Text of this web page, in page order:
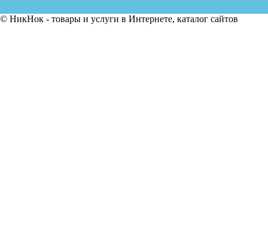
© НикНок - товары и услуги в Интернете, каталог сайтов